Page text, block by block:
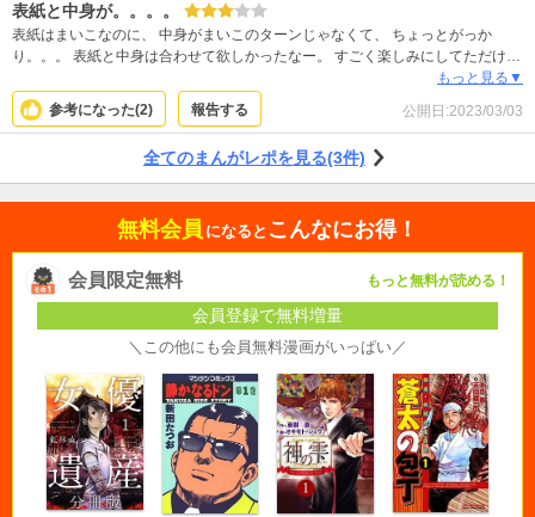
表紙と中身が。。。。
表紙はまいこなのに、 中身がまいこのターンじゃなくて、 ちょっとがっか
り。。。 表紙と中身は合わせて欲しかったなー。 すごく楽しみにしてただけに
もっと見る▼
参考になった(2) 報告する 公開日:2023/03/03
全てのまんがレポを見る(3件)
無料会員 になると こんなにお得！
会員限定無料 もっと無料が読める！
会員登録で無料増量
＼この他にも会員無料漫画がいっぱい／